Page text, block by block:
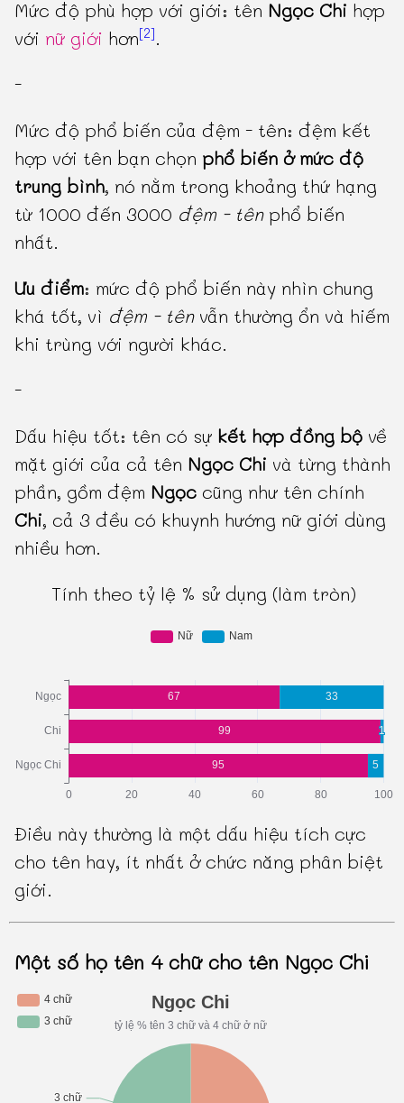
Mức độ phù hợp với giới: tên Ngọc Chi hợp
với nữ giới hơn[2].
-
Mức độ phổ biến của đệm - tên: đệm kết
hợp với tên bạn chọn phổ biến ở mức độ
trung bình, nó nằm trong khoảng thứ hạng
từ 1000 đến 3000 đệm - tênphổ biến
nhất.
Ưu điểm: mức độ phổ biến này nhìn chung
khá tốt, vì đệm - tênvẫn thường ổn và hiếm
khi trùng với người khác.
-
Dấu hiệu tốt: tên có sự kết hợp đồng bộ về
mặt giới của cả tên Ngọc Chi và từng thành
phần, gồm đệm Ngọc cũng như tên chính
Chi, cả 3 đều có khuynh hướng nữ giới dùng
nhiều hơn.
Tính theo tỷ lệ % sử dụng (làm tròn)
Điều này thường là một dấu hiệu tích cực
cho tên hay, ít nhất ở chức năng phân biệt
giới.
Một số họ tên 4 chữ cho tên Ngọc Chi